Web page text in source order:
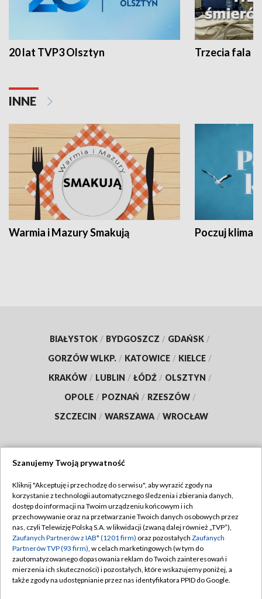
20 lat TVP3 Olsztyn Trzecia fala -
INNE
Warmia i Mazury Smakują Poczuj klimat
BIAŁYSTOK / BYDGOSZCZ / GDAŃSK /
GORZÓW WLKP. / KATOWICE / KIELCE /
KRAKÓW / LUBLIN / ŁÓDŹ / OLSZTYN /
OPOLE / POZNAŃ / RZESZÓW /
SZCZECIN / WARSZAWA / WROCŁAW
TVP
Abonament TVP
Emisja w TVP
Centrum informacji TVP
Naziemna Telewizja Cyfrowa
Regulamin TVP
Polityka prywatności
Moje zgody
Pomoc
Szanujemy Twoją prywatność
Kliknij "Akceptuję i przechodzę do serwisu", aby wyrazić zgody na
korzystanie z technologii automatycznego śledzenia i zbierania danych,
dostęp do informacji na Twoim urządzeniu końcowym i ich
przechowywanie oraz na przetwarzanie Twoich danych osobowych przez
nas, czyli Telewizję Polską S.A. w likwidacji (zwaną dalej również „TVP”),
Zaufanych Partnerów z IAB* (1201 firm) oraz pozostałych Zaufanych
Partnerów TVP (93 firm), w celach marketingowych (w tym do
zautomatyzowanego dopasowania reklam do Twoich zainteresowań i
mierzenia ich skuteczności) i pozostałych, które wskazujemy poniżej, a
także zgody na udostępnianie przez nas identyfikatora PPID do Google.